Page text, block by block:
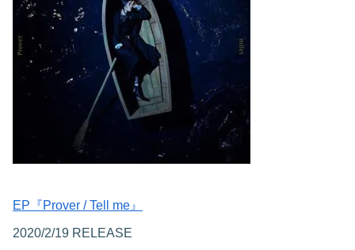
EP『Prover / Tell me』
2020/2/19 RELEASE